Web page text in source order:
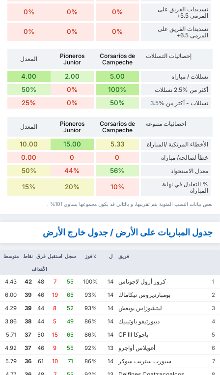
تسديدات الفريق على
المرمى 5.5+
0%
0%
0%
تسديدات الفريق على
المرمى 6.5+
0%
0%
0%
إحصائيات التسللات
Corsarios de
Campeche
Pioneros
Junior
المعدل
تسللات / مباراة 5.00
2.00
4.00
أكثر من %2.5 تسللات 100%
0%
50%
تسللات - أكثر من %3.5 50%
0%
25%
احصائيات متنوعة
Corsarios de
Campeche
Pioneros
Junior
المعدل
الأخطاء المرتكبة /المباراة 5.33
15.00
10.00
خطأ لصالحه/ مباراة 0
0
0.00
معدل الاستحواذ 56%
44%
50%
% التعادل في نهاية
المباراة
10%
20%
15%
بعض بيانات ‏النسب المئوية يتم تقريبها، و بالتالي قد ‏يكون مجموعها يساوي 101% .
جدول المباريات على الأرض / جدول خارج الأرض
فريق ل ٪ فوز سجل استقبل فرق
الأهداف
نقاط متوسط
1 كروز أزول لاجوناس 14
100%
55
7
48
42
4.43
2
بومبارديروس تيكاماك 14
93%
65
19
46
39
6.00
3
ليتشوزاس يوبغش 14
93%
52
8
44
39
4.29
4
ديبورتيفو ياوتيبيك 14
86%
49
5
44
38
3.86
5
پاچوكا CF III 14
86%
65
15
50
37
5.71
6
أغويلاس أواجرو 13
92%
55
9
46
37
4.92
7
سبورت ستريت سوكر 14
86%
71
10
61
36
5.79